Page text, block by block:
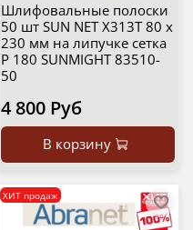
Шлифовальные полоски
50 шт SUN NET X313T 80 х
230 мм на липучке сетка
P 180 SUNMIGHT 83510-
50
4 800 Руб
В корзину
ХИТ продаж